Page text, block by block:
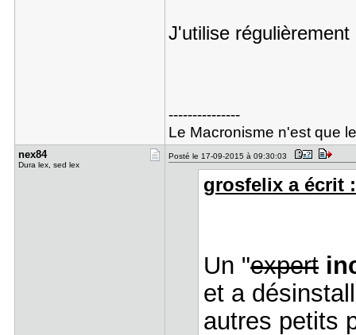
J'utilise
---------------
Le Macronisme n'est que
nex84
Dura lex, sed lex
Posté le 17-09-2015 à 09:30:03
grosfelix a écrit :
Un "expert
et a
autres petits